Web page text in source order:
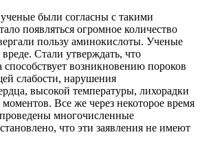
были согласны с такими
появляться огромное количество
пользу аминокислоты. Ученые
Стали утверждать, что
способствует возникновению пороков
слабости, нарушения
высокой температуры, лихорадки
Все же через некоторое время
многочисленные
что эти заявления не имеют